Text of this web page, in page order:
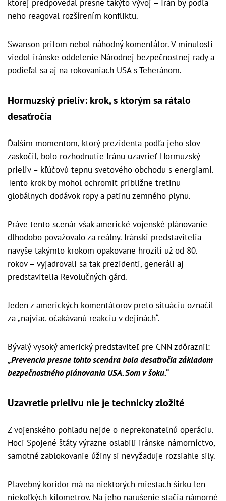
ktorej predpovedal presne takýto vývoj – Irán by podľa
neho reagoval rozšírením konfliktu.
Swanson pritom nebol náhodný komentátor. V minulosti
viedol iránske oddelenie Národnej bezpečnostnej rady a
podieľal sa aj na rokovaniach USA s Teheránom.
Hormuzský prieliv: krok, s ktorým sa rátalo
desaťročia
Ďalším momentom, ktorý prezidenta podľa jeho slov
zaskočil, bolo rozhodnutie Iránu uzavrieť Hormuzský
prieliv – kľúčovú tepnu svetového obchodu s energiami.
Tento krok by mohol ochromiť približne tretinu
globálnych dodávok ropy a pätinu zemného plynu.
Práve tento scenár však americké vojenské plánovanie
dlhodobo považovalo za reálny. Iránski predstavitelia
navyše takýmto krokom opakovane hrozili už od 80.
rokov – vyjadrovali sa tak prezidenti, generáli aj
predstavitelia Revolučných gárd.
Jeden z amerických komentátorov preto situáciu označil
za „najviac očakávanú reakciu v dejinách“.
Bývalý vysoký americký predstaviteľ pre CNN zdôraznil:
„Prevencia presne tohto scenára bola desaťročia základom
bezpečnostného plánovania USA. Som v šoku.“
Uzavretie prielivu nie je technicky zložité
Z vojenského pohľadu nejde o neprekonateľnú operáciu.
Hoci Spojené štáty výrazne oslabili iránske námorníctvo,
samotné zablokovanie úžiny si nevyžaduje rozsiahle sily.
Plavebný koridor má na niektorých miestach šírku len
niekoľkých kilometrov. Na jeho narušenie stačia námorné